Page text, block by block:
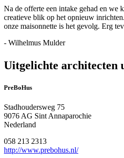
Na de offerte een intake gehad en we
creatieve blik op het opnieuw
onze maisonnette is het gevolg. Erg
- Wilhelmus Mulder
Uitgelichte architecten
PreBoHus
Stadhoudersweg 75
9076 AG Sint Annaparochie
Nederland
058 213 2313
http://www.prebohus.nl/